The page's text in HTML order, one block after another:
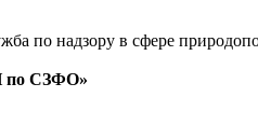
по надзору в сфере
СЗФО»